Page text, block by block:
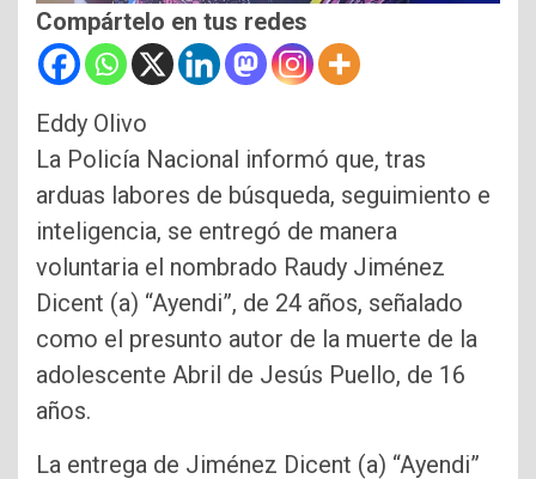
Compártelo en tus redes
Eddy Olivo
La Policía Nacional informó que, tras
arduas labores de búsqueda, seguimiento e
inteligencia, se entregó de manera
voluntaria el nombrado Raudy Jiménez
Dicent (a) “Ayendi”, de 24 años, señalado
como el presunto autor de la muerte de la
adolescente Abril de Jesús Puello, de 16
años.
La entrega de Jiménez Dicent (a) “Ayendi”